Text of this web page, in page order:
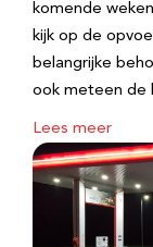
komende
kijk op de
belangrijke
ook meteen
Lees meer